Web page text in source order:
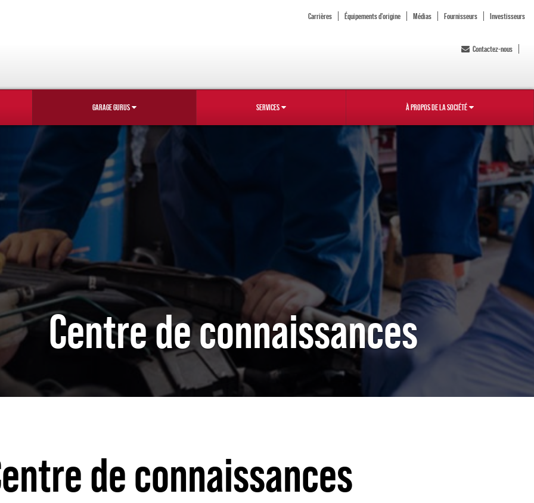
Carrières Équipements d'origine Médias Fournisseurs Investisseurs
Contactez-nous
GARAGE GURUS SERVICES À PROPOS DE LA SOCIÉTÉ
Centre de connaissances
de connaissances